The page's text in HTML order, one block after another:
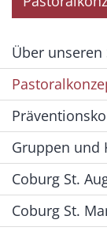
Über unseren
Gruppen und
Coburg St.
Coburg St.